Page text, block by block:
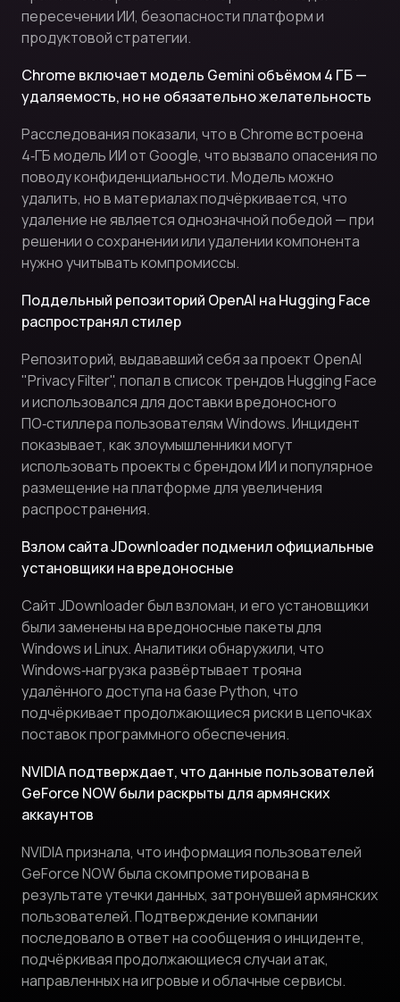
пересечении ИИ, безопасности платформ и
продуктовой стратегии.
Chrome включает модель Gemini объёмом 4 ГБ —
удаляемость, но не обязательно желательность
Расследования показали, что в Chrome встроена
4‑ГБ модель ИИ от Google, что вызвало опасения по
поводу конфиденциальности. Модель можно
удалить, но в материалах подчёркивается, что
удаление не является однозначной победой — при
решении о сохранении или удалении компонента
нужно учитывать компромиссы.
Поддельный репозиторий OpenAI на Hugging Face
распространял стилер
Репозиторий, выдававший себя за проект OpenAI
"Privacy Filter", попал в список трендов Hugging Face
и использовался для доставки вредоносного
ПО‑стиллера пользователям Windows. Инцидент
показывает, как злоумышленники могут
использовать проекты с брендом ИИ и популярное
размещение на платформе для увеличения
распространения.
Взлом сайта JDownloader подменил официальные
установщики на вредоносные
Сайт JDownloader был взломан, и его установщики
были заменены на вредоносные пакеты для
Windows и Linux. Аналитики обнаружили, что
Windows‑нагрузка развёртывает трояна
удалённого доступа на базе Python, что
подчёркивает продолжающиеся риски в цепочках
поставок программного обеспечения.
NVIDIA подтверждает, что данные пользователей
GeForce NOW были раскрыты для армянских
аккаунтов
NVIDIA признала, что информация пользователей
GeForce NOW была скомпрометирована в
результате утечки данных, затронувшей армянских
пользователей. Подтверждение компании
последовало в ответ на сообщения о инциденте,
подчёркивая продолжающиеся случаи атак,
направленных на игровые и облачные сервисы.